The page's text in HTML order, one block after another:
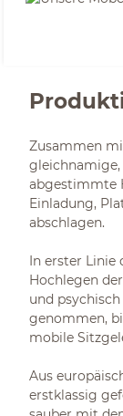
Zusammen
abgestimmte
Einladung,
abschlagen.
In erster Linie
Hochlegen
und
genommen,
mobile
Aus
erstklassig